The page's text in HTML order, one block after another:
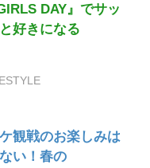
DAY』でサッ
好きになる
観戦のお楽しみは
い！春の